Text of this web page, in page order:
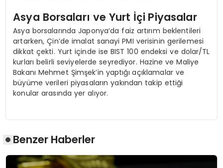
Asya Borsaları ve Yurt İçi Piyasalar
Asya borsalarında Japonya’da faiz artırım beklentileri
artarken, Çin’de imalat sanayi PMI verisinin gerilemesi
dikkat çekti. Yurt içinde ise BIST 100 endeksi ve dolar/TL
kurları belirli seviyelerde seyrediyor. Hazine ve Maliye
Bakanı Mehmet Şimşek’in yaptığı açıklamalar ve
büyüme verileri piyasaların yakından takip ettiği
konular arasında yer alıyor.
Benzer Haberler